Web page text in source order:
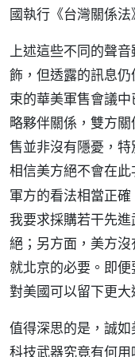
國執行《台灣關係法
上述這些不同的聲
飾，但透露的訊息
束的華美軍售會議
略夥伴關係，雙方
售並非沒有隱憂，
相信美方絕不會在
軍方的看法相當正
我要求採購若干先
絕；另方面，美方
就北京的必要。即
對美國可以留下更大
值得深思的是，誠
科技武器究竟有何